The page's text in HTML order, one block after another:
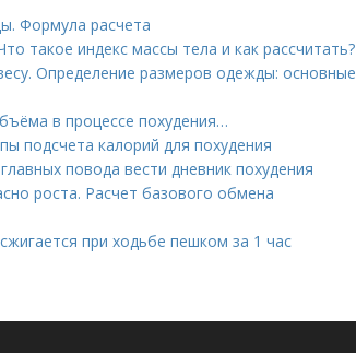
Формула расчета
такое индекс массы тела и как рассчитать?
Определение размеров одежды: основные
в процессе похудения…
подсчета калорий для похудения
повода вести дневник похудения
роста. Расчет базового обмена
при ходьбе пешком за 1 час